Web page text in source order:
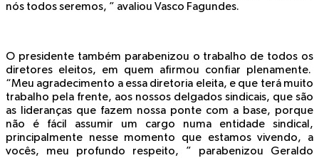
nós todos seremos, ” avaliou Vasco Fagundes.
O presidente também parabenizou o trabalho de todos os
diretores eleitos, em quem afirmou confiar plenamente.
“Meu agradecimento a essa diretoria eleita, e que terá muito
trabalho pela frente, aos nossos delgados sindicais, que são
as lideranças que fazem nossa ponte com a base, porque
não é fácil assumir um cargo numa entidade sindical,
principalmente nesse momento que estamos vivendo, a
vocês, meu profundo respeito, ” parabenizou Geraldo